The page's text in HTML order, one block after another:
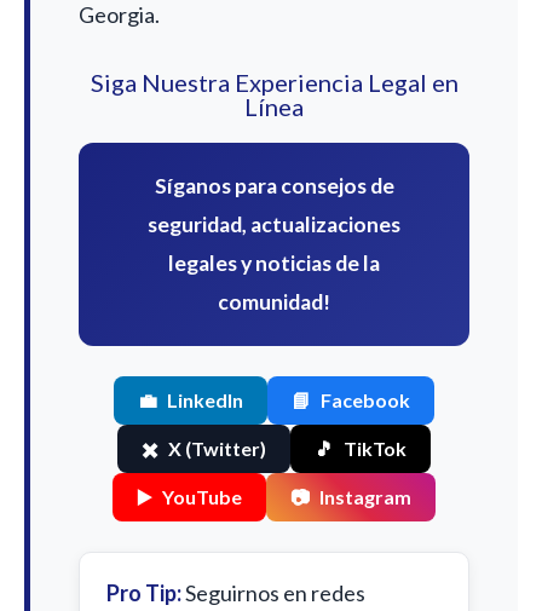
Georgia.
Siga Nuestra Experiencia Legal en
Línea
Síganos para consejos de
seguridad, actualizaciones
legales y noticias de la
comunidad!
💼 LinkedIn 📘 Facebook
✖️ X (Twitter) 🎵 TikTok
▶️ YouTube 📷 Instagram
Pro Tip:Seguirnos en redes